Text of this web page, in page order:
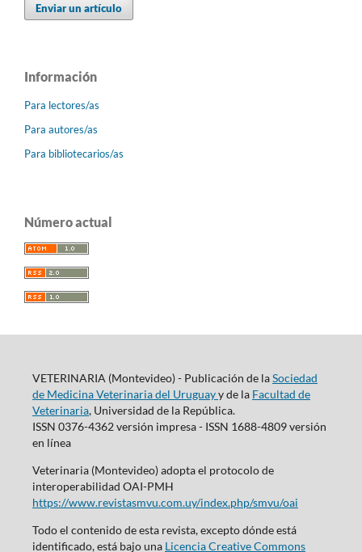
Enviar un artículo
Información
Para lectores/as
Para autores/as
Para bibliotecarios/as
Número actual
VETERINARIA (Montevideo) - Publicación de laSociedad
de Medicina Veterinaria del Uruguayy de la Facultad de
Veterinaria, Universidad de la República.
ISSN 0376-4362 versión impresa - ISSN 1688-4809 versión
en línea
Veterinaria (Montevideo) adopta el protocolo de
interoperabilidad OAI-PMH
https://www.revistasmvu.com.uy/index.php/smvu/oai
Todo el contenido de esta revista, excepto dónde está
identificado, está bajo una Licencia Creative Commons